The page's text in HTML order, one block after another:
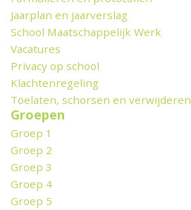
Jaarplan en jaarverslag
School Maatschappelijk Werk
Vacatures
Privacy op school
Klachtenregeling
Toelaten, schorsen en verwijderen
Groepen
Groep 1
Groep 2
Groep 3
Groep 4
Groep 5